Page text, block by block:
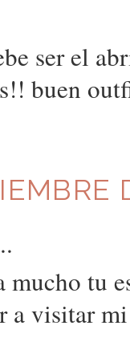
ser el
buen
mucho tu
a visitar